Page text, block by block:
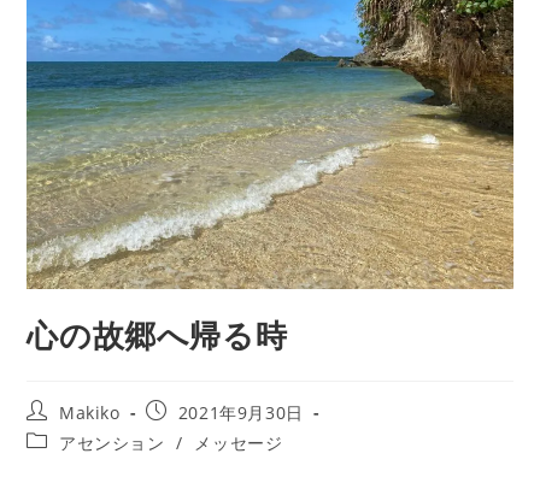
心の故郷へ帰る時
投
稿
者:
Makiko
投
稿
公
2021年9月30日
投
アセンション / メッセージ